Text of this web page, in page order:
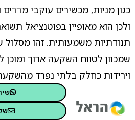
כגון מניות, מכשירים עוקבי מדדים
ולכן הוא מאופיין בפוטנציאל
תנודתיות משמעותית. זהו
שמכוון לטווח השקעה ארוך
וירידות כחלק בלתי נפרד